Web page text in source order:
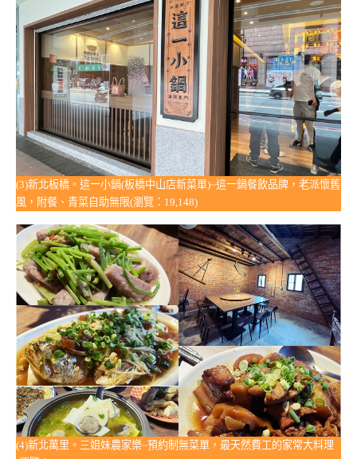
(3)新北板橋。這一小鍋(板橋中山店新菜單)~這一鍋餐飲品牌，老派懷舊
風，附餐、青菜自助無限(瀏覽：19,148)
(4)新北萬里。三姐妹農家樂~預約制無菜單，最天然費工的家常大料理